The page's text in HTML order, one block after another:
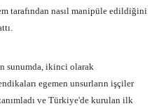
tarafından nasıl manipüle edildiğini
sunumda, ikinci olarak
egemen unsurların işçiler
ve Türkiye'de kurulan ilk